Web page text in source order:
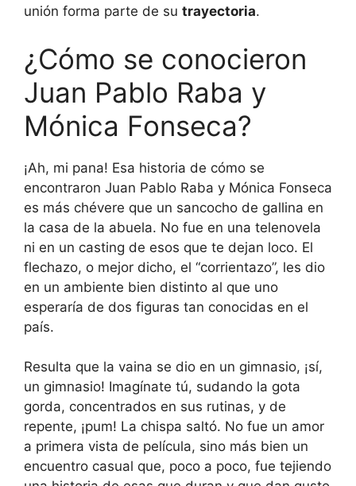
unión forma parte de su trayectoria.
¿Cómo se conocieron
Juan Pablo Raba y
Mónica Fonseca?
¡Ah, mi pana! Esa historia de cómo se
encontraron Juan Pablo Raba y Mónica Fonseca
es más chévere que un sancocho de gallina en
la casa de la abuela. No fue en una telenovela
ni en un casting de esos que te dejan loco. El
flechazo, o mejor dicho, el “corrientazo”, les dio
en un ambiente bien distinto al que uno
esperaría de dos figuras tan conocidas en el
país.
Resulta que la vaina se dio en un gimnasio, ¡sí,
un gimnasio! Imagínate tú, sudando la gota
gorda, concentrados en sus rutinas, y de
repente, ¡pum! La chispa saltó. No fue un amor
a primera vista de película, sino más bien un
encuentro casual que, poco a poco, fue tejiendo